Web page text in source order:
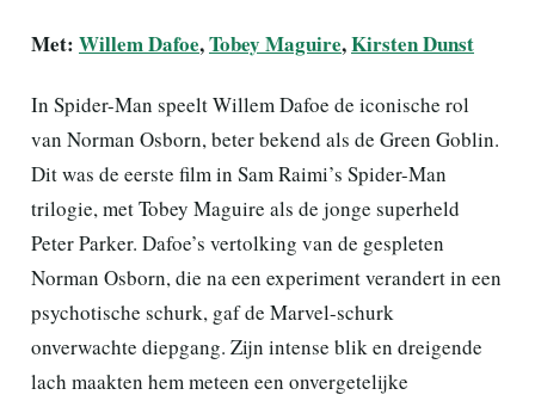
Met: Willem Dafoe,Tobey Maguire,Kirsten Dunst
In Spider-Man speelt Willem Dafoe de iconische rol
van Norman Osborn, beter bekend als de Green Goblin.
Dit was de eerste film in Sam Raimi’s Spider-Man
trilogie, met Tobey Maguire als de jonge superheld
Peter Parker. Dafoe’s vertolking van de gespleten
Norman Osborn, die na een experiment verandert in een
psychotische schurk, gaf de Marvel-schurk
onverwachte diepgang. Zijn intense blik en dreigende
lach maakten hem meteen een onvergetelijke